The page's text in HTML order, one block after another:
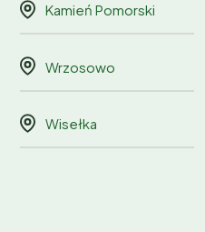
Kamień Pomorski
Wrzosowo
Wisełka